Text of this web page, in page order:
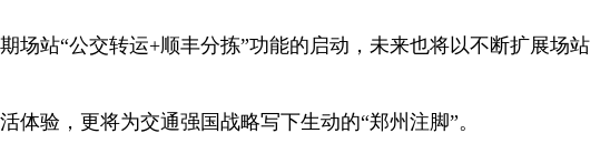
场站“公交转运+顺丰分拣”功能的启动，未来也将以不断扩展场站
验，更将为交通强国战略写下生动的“郑州注脚”。